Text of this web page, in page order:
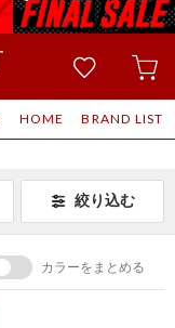
HOME BRAND LIST
絞り込む
カラーをまとめる